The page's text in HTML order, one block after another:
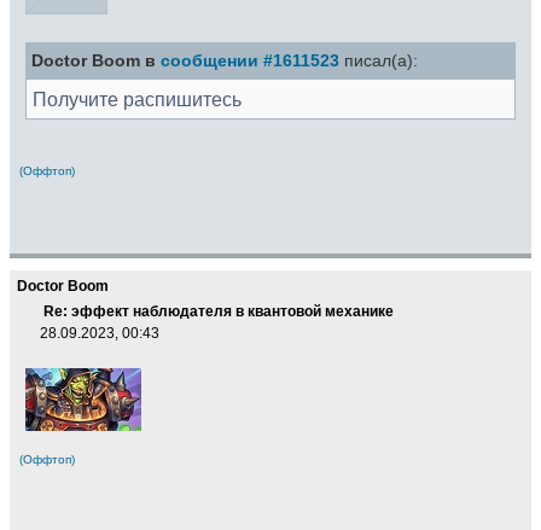
Doctor Boom в сообщении #1611523 писал(а):
Получите распишитесь
(Оффтоп)
Doctor Boom
Re: эффект наблюдателя в квантовой механике
28.09.2023, 00:43
(Оффтоп)